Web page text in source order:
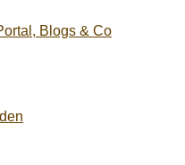
Blogs & Co